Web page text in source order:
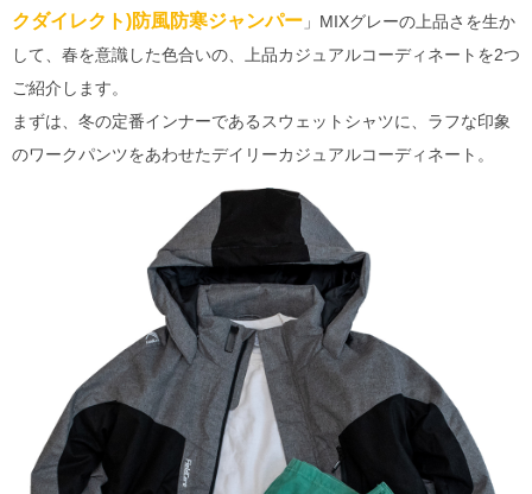
クダイレクト)防風防寒ジャンパー 」MIXグレーの上品さを生か
して、春を意識した色合いの、上品カジュアルコーディネートを2つ
ご紹介します。
まずは、冬の定番インナーであるスウェットシャツに、ラフな印象
のワークパンツをあわせたデイリーカジュアルコーディネート。